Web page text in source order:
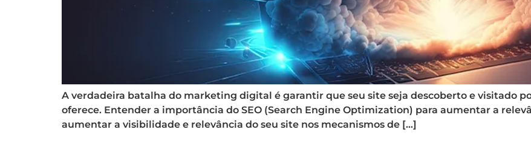
A verdadeira batalha do marketing digital é garantir que seu site seja descoberto e visitado
oferece. Entender a importância do SEO (Search Engine Optimization) para aumentar a
aumentar a visibilidade e relevância do seu site nos mecanismos de […]